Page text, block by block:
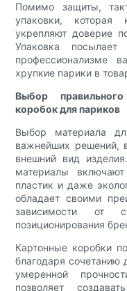
Помимо защиты,
упаковки,
укрепляют доверие
Упаковка
профессионализме
хрупкие парики в
Выбор
коробок для париков
Выбор материала
важнейших решений,
внешний вид
материалы
пластик и даже
обладает своими
зависимости от
позиционирования
Картонные коробки
благодаря сочетанию
умеренной
позволяет